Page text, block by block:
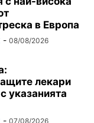
в Европа
- 08/08/2026
лекари
указанията
- 07/08/2026